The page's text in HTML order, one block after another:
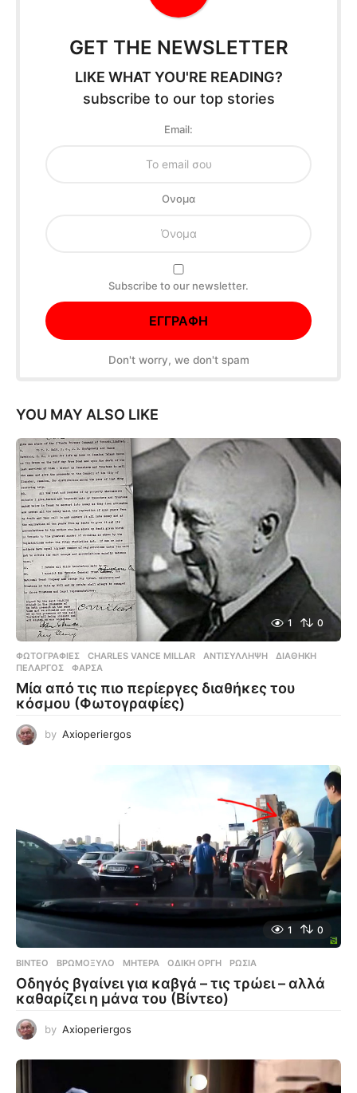
GET THE NEWSLETTER
LIKE WHAT YOU'RE READING?
subscribe to our top stories
Email:
Oνομα
Subscribe to our newsletter.
Don't worry, we don't spam
YOU MAY ALSO LIKE
1 0
ΦΩΤΟΓΡΑΦΊΕΣ CHARLES VANCE MILLAR ,ΑΝΤΙΣΎΛΛΗΨΗ ,ΔΙΑΘΉΚΗ
ΠΕΛΑΡΓΌΣ
,ΦΆΡΣΑ
Μία από τις πιο περίεργες διαθήκες του
κόσμου (Φωτογραφίες)
by Axioperiergos
1 0
ΒΊΝΤΕΟ ΒΡΩΜΌΞΥΛΟ ,ΜΗΤΈΡΑ ,ΟΔΙΚΉ ΟΡΓΉ ,ΡΩΣΊΑ
Οδηγός βγαίνει για καβγά – τις τρώει – αλλά
καθαρίζει η μάνα του (Βίντεο)
by Axioperiergos